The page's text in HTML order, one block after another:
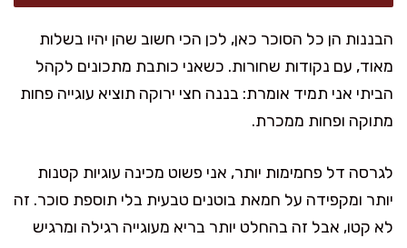
הבננות הן כל הסוכר כאן, לכן הכי חשוב שהן יהיו בשלות
מאוד, עם נקודות שחורות. כשאני כותבת מתכונים לקהל
הביתי אני תמיד אומרת: בננה חצי ירוקה תוציא עוגייה פחות
מתוקה ופחות ממכרת.
לגרסה דל פחמימות יותר, אני פשוט מכינה עוגיות קטנות
יותר ומקפידה על חמאת בוטנים טבעית בלי תוספת סוכר. זה
לא קטו, אבל זה בהחלט יותר בריא מעוגייה רגילה ומרגיש